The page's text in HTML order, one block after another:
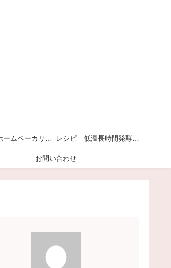
お問い合わせ